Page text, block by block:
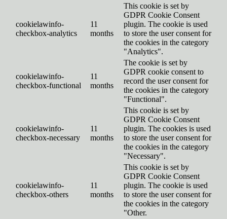
cookielawinfo-
checkbox-analytics
11
months
This cookie is set by
GDPR Cookie Consent
plugin. The cookie is used
to store the user consent for
the cookies in the category
"Analytics".
cookielawinfo-
checkbox-functional
11
months
The cookie is set by
GDPR cookie consent to
record the user consent for
the cookies in the category
"Functional".
cookielawinfo-
checkbox-necessary
11
months
This cookie is set by
GDPR Cookie Consent
plugin. The cookies is used
to store the user consent for
the cookies in the category
"Necessary".
cookielawinfo-
checkbox-others
11
months
This cookie is set by
GDPR Cookie Consent
plugin. The cookie is used
to store the user consent for
the cookies in the category
"Other.